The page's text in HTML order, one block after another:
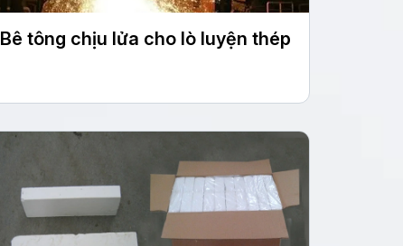
Bê tông chịu lửa cho lò luyện thép